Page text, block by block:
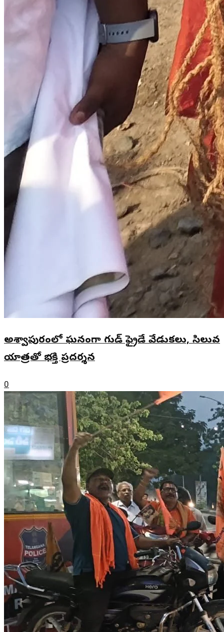
అశ్వాపురంలో ఘనంగా గుడ్ ఫ్రైడే వేడుకలు, సిలువ
యాత్రతో భక్తి ప్రదర్శన
0